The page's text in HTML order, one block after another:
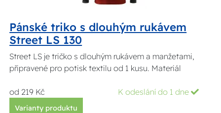
Pánské triko s dlouhým rukávem
Street LS 130
Street LS je tričko s dlouhým rukávem a manžetami,
připravené pro potisk textilu od 1 kusu. Materiál
od 219 Kč K odeslání do 1 dne
Varianty produktu